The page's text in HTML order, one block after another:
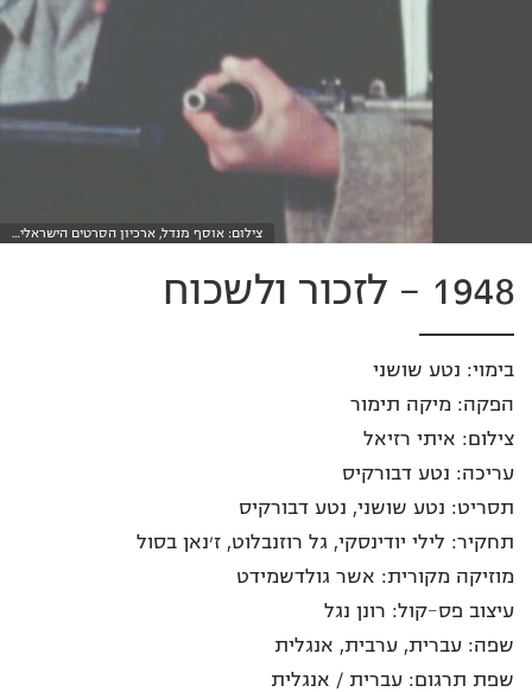
צילום: אוסף מנדל, ארכיון הסרטים הישראלי…
1948 – לזכור ולשכוח
בימוי: נטע שושני
הפקה: מיקה תימור
צילום: איתי רזיאל
עריכה: נטע דבורקיס
תסריט: נטע שושני, נטע דבורקיס
תחקיר: לילי יודינסקי, גל רוזנבלוט, ז׳נאן בסול
מוזיקה מקורית: אשר גולדשמידט
עיצוב פס-קול: רונן נגל
שפה: עברית, ערבית, אנגלית
שפת תרגום: עברית / אנגלית